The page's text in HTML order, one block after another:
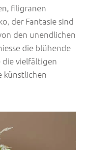
filigranen
der Fantasie sind
den unendlichen
die blühende
die vielfältigen
künstlichen